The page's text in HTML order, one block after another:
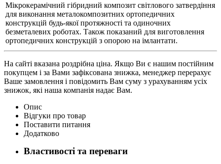
Мікрокерамічний гібридний композит світлового затвердіння
для виконання металокомпозитних ортопедичних
конструкцій будь-якої протяжності та одиночних
безметалевих роботах. Також показаний для виготовлення
ортопедичних конструкцій з опорою на імлантати.
На сайті вказана роздрібна ціна. Якщо Ви є нашим постійним
покупцем і за Вами зафіксована знижка, менеджер перерахує
Ваше замовлення і повідомить Вам суму з урахуванням усіх
знижок, які наша компанія надає Вам.
Опис
Відгуки про товар
Поставити питання
Додатково
Властивості та переваги